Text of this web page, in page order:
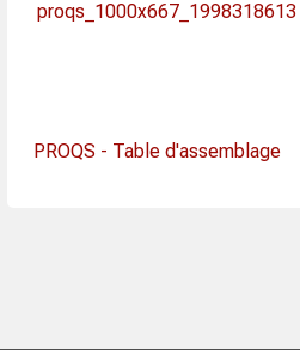
PROQS - Table d'assemblage